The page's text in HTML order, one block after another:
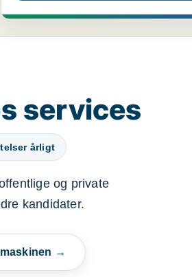
services
årligt
og private
kandidater.
→